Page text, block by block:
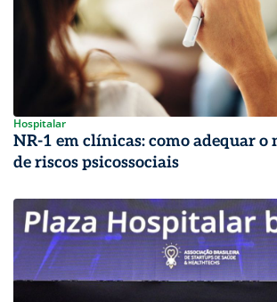
Hospitalar
NR-1 em clínicas: como adequar o
de riscos psicossociais